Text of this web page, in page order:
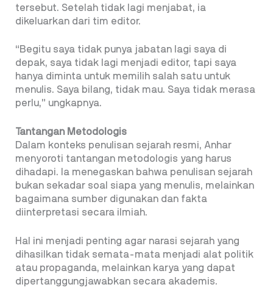
tersebut. Setelah tidak lagi menjabat, ia
dikeluarkan dari tim editor.
“Begitu saya tidak punya jabatan lagi saya di
depak, saya tidak lagi menjadi editor, tapi saya
hanya diminta untuk memilih salah satu untuk
menulis. Saya bilang, tidak mau. Saya tidak merasa
perlu,” ungkapnya.
Tantangan Metodologis
Dalam konteks penulisan sejarah resmi, Anhar
menyoroti tantangan metodologis yang harus
dihadapi. Ia menegaskan bahwa penulisan sejarah
bukan sekadar soal siapa yang menulis, melainkan
bagaimana sumber digunakan dan fakta
diinterpretasi secara ilmiah.
Hal ini menjadi penting agar narasi sejarah yang
dihasilkan tidak semata-mata menjadi alat politik
atau propaganda, melainkan karya yang dapat
dipertanggungjawabkan secara akademis.